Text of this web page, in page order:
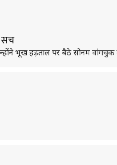
सच
भूख हड़ताल पर बैठे सोनम वांगचुक